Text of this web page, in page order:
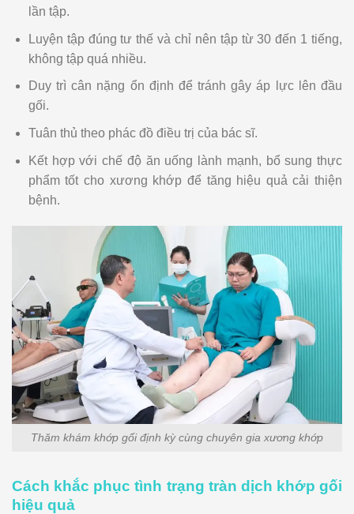
lần tập.
Luyện tập đúng tư thế và chỉ nên tập từ 30 đến 1 tiếng,
không tập quá nhiều.
Duy trì cân nặng ổn định để tránh gây áp lực lên đầu
gối.
Tuân thủ theo phác đồ điều trị của bác sĩ.
Kết hợp với chế độ ăn uống lành mạnh, bổ sung thực
phẩm tốt cho xương khớp để tăng hiệu quả cải thiện
bệnh.
Thăm khám khớp gối định kỳ cùng chuyên gia xương khớp
Cách khắc phục tình trạng tràn dịch khớp gối
hiệu quả